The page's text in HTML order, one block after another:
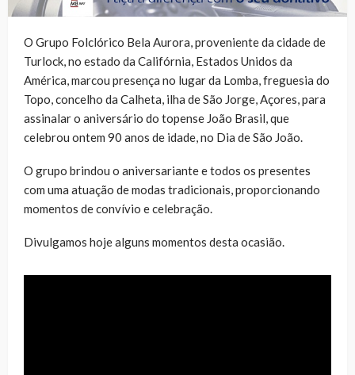
O Grupo Folclórico Bela Aurora, proveniente da cidade de
Turlock, no estado da Califórnia, Estados Unidos da
América, marcou presença no lugar da Lomba, freguesia do
Topo, concelho da Calheta, ilha de São Jorge, Açores, para
assinalar o aniversário do topense João Brasil, que
celebrou ontem 90 anos de idade, no Dia de São João.
O grupo brindou o aniversariante e todos os presentes
com uma atuação de modas tradicionais, proporcionando
momentos de convívio e celebração.
Divulgamos hoje alguns momentos desta ocasião.